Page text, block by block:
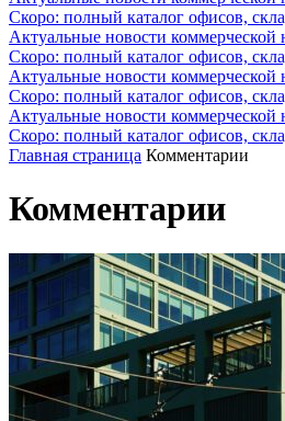
Скоро: полный каталог офисов,
Актуальные новости коммерческой
Скоро: полный каталог офисов,
Актуальные новости коммерческой
Скоро: полный каталог офисов,
Актуальные новости коммерческой
Скоро: полный каталог офисов,
Главная страница Комментарии
Комментарии